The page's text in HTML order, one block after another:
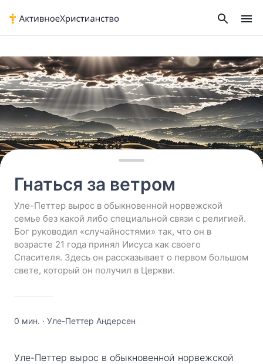
Гнаться за ветром
Уле-Петтер вырос в обыкновенной норвежской
семье без какой либо специальной связи с религией.
Бог руководил «случайностями» так, что он в
возрасте 21 года принял Иисуса как своего
Спасителя. Здесь он рассказывает о первом большом
свете, который он получил в Церкви.
0 мин. · Уле-Петтер Андерсен
Уле-Петтер вырос в обыкновенной норвежской